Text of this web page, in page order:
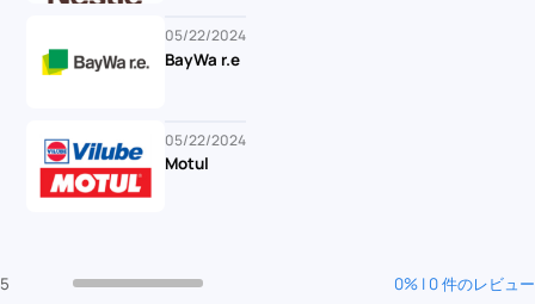
05/22/2024
BayWa r.e
05/22/2024
Motul
5
0% | 0 件のレビュー